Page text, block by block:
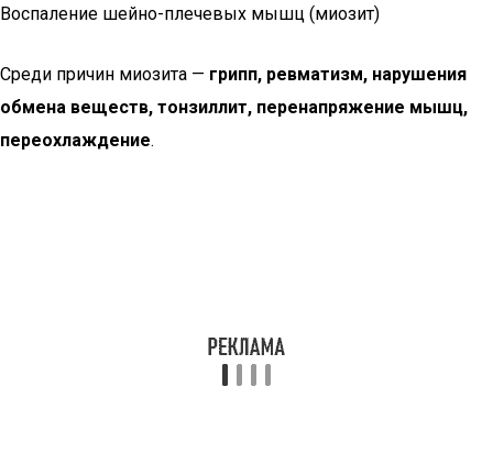
Воспаление шейно-плечевых мышц (миозит)
Среди причин миозита — грипп, ревматизм, нарушения
обмена веществ, тонзиллит, перенапряжение мышц,
переохлаждение.